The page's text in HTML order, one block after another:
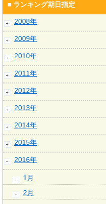
■ ランキング期日指定
2008年
2009年
2010年
2011年
2012年
2013年
2014年
2015年
2016年
1月
2月